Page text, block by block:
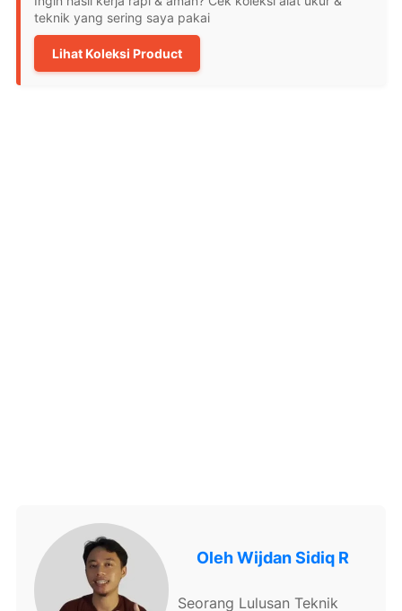
teknik yang sering saya pakai
Lihat Koleksi Product
OlehWijdan Sidiq R
Seorang Lulusan Teknik